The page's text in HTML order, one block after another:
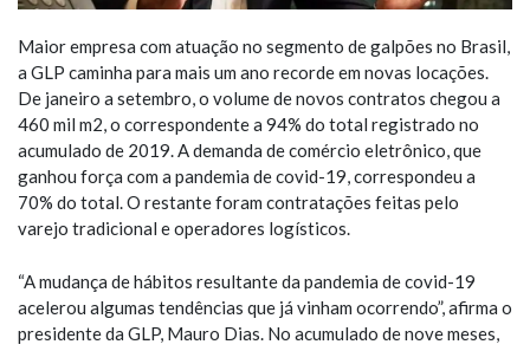
Maior empresa com atuação no segmento de galpões no Brasil,
a GLP caminha para mais um ano recorde em novas locações.
De janeiro a setembro, o volume de novos contratos chegou a
460 mil m2, o correspondente a 94% do total registrado no
acumulado de 2019. A demanda de comércio eletrônico, que
ganhou força com a pandemia de covid-19, correspondeu a
70% do total. O restante foram contratações feitas pelo
varejo tradicional e operadores logísticos.
“A mudança de hábitos resultante da pandemia de covid-19
acelerou algumas tendências que já vinham ocorrendo”, afirma o
presidente da GLP, Mauro Dias. No acumulado de nove meses,